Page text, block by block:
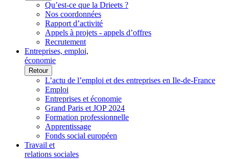
Qu’est-ce que la Drieets ?
Nos coordonnées
Rapport d’activité
Appels à projets - appels d’offres
Recrutement
Entreprises, emploi,
économie
Retour
L’actu de l’emploi et des entreprises en Ile-de-France
Emploi
Entreprises et économie
Grand Paris et JOP 2024
Formation professionnelle
Apprentissage
Fonds social européen
Travail et
relations sociales